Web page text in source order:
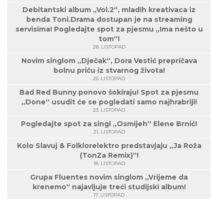
Debitantski album „Vol.2“, mladih kreativaca iz
benda Toni.Drama dostupan je na streaming
servisima! Pogledajte spot za pjesmu „Ima nešto u
tom“!
28. LISTOPAD
Novim singlom „Dječak“, Dora Vestić prepričava
bolnu priču iz stvarnog života!
25. LISTOPAD
Bad Red Bunny ponovo šokiraju! Spot za pjesmu
„Done“ usudit će se pogledati samo najhrabriji!
23. LISTOPAD
Pogledajte spot za singl „Osmijeh“ Elene Brnić!
21. LISTOPAD
Kolo Slavuj & Folklorelektro predstavjaju „Ja Roža
(TonZa Remix)“!
18. LISTOPAD
Grupa Fluentes novim singlom „Vrijeme da
krenemo“ najavljuje treći studijski album!
17. LISTOPAD